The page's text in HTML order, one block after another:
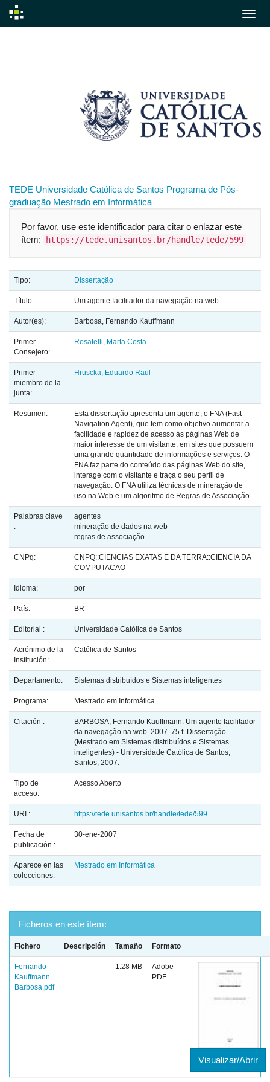
TEDE Universidade Católica de Santos Programa de Pós-
graduação Mestrado em Informática
Por favor, use este identificador para citar o enlazar este
ítem:
https://tede.unisantos.br/handle/tede/599
Tipo: Dissertação
Título : Um agente facilitador da navegação na web
Autor(es): Barbosa, Fernando Kauffmann
Primer
Consejero:
Rosatelli, Marta Costa
Primer
miembro de la
junta:
Hruscka, Eduardo Raul
Resumen:
Esta dissertação apresenta um agente, o FNA (Fast
Navigation Agent), que tem como objetivo aumentar a
facilidade e rapidez de acesso às páginas Web de
maior interesse de um visitante, em sites que possuem
uma grande quantidade de informações e serviços. O
FNA faz parte do conteúdo das páginas Web do site,
interage com o visitante e traça o seu perfil de
navegação. O FNA utiliza técnicas de mineração de
uso na Web e um algoritmo de Regras de Associação.
Palabras clave
:
agentes
mineração de dados na web
regras de associação
CNPq:
CNPQ::CIENCIAS EXATAS E DA TERRA::CIENCIA DA
COMPUTACAO
Idioma: por
País: BR
Editorial : Universidade Católica de Santos
Acrónimo de la
Institución:
Católica de Santos
Departamento: Sistemas distribuídos e Sistemas inteligentes
Programa: Mestrado em Informática
Citación :
BARBOSA, Fernando Kauffmann. Um agente facilitador
da navegação na web. 2007. 75 f. Dissertação
(Mestrado em Sistemas distribuídos e Sistemas
inteligentes) - Universidade Católica de Santos,
Santos, 2007.
Tipo de
acceso:
Acesso Aberto
URI : https://tede.unisantos.br/handle/tede/599
Fecha de
publicación :
30-ene-2007
Aparece en las
colecciones:
Mestrado em Informática
Ficheros en este ítem:
Fichero Descripción Tamaño Formato
Fernando
Kauffmann
Barbosa.pdf
1.28 MB
Adobe
PDF
Visualizar/Abrir